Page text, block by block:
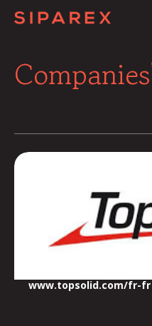
www.topsolid.com/fr-fr